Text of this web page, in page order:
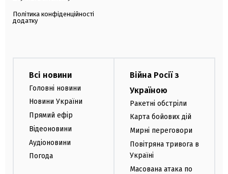
Політика конфіденційності
додатку
Всі новини
Головні новини
Новини України
Прямий ефір
Відеоновини
Аудіоновини
Погода
Війна Росії з
Україною
Ракетні обстріли
Карта бойових дій
Мирні переговори
Повітряна тривога в
Україні
Масована атака по